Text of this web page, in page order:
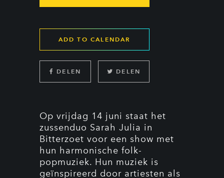
ADD TO CALENDAR
DELEN DELEN
Op vrijdag 14 juni staat het
zussenduo Sarah Julia in
Bitterzoet voor een show met
hun harmonische folk-
popmuziek. Hun muziek is
geïnspireerd door artiesten als